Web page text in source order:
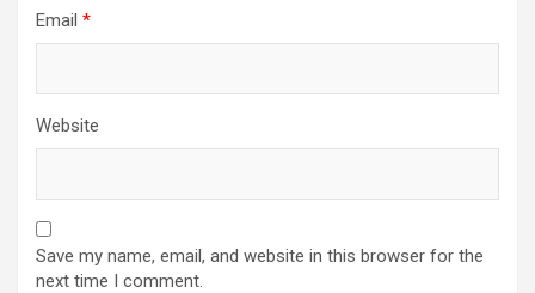
Email *
Website
Save my name, email, and website in this browser for the
next time I comment.